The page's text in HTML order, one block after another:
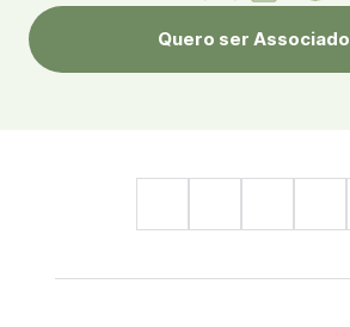
Quero ser Associado